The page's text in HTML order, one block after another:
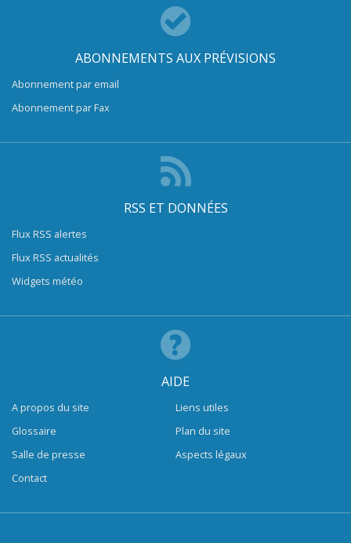
ABONNEMENTS AUX PRÉVISIONS
Abonnement par email
Abonnement par Fax
RSS ET DONNÉES
Flux RSS alertes
Flux RSS actualités
Widgets météo
AIDE
A propos du site
Glossaire
Salle de presse
Contact
Liens utiles
Plan du site
Aspects légaux